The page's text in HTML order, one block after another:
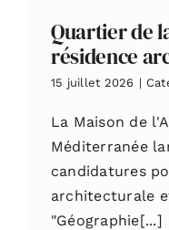
Quartier de
résidence
15 juillet 2026 |
La Maison de
Méditerranée
candidatures
architecturale
"Géographie[...]